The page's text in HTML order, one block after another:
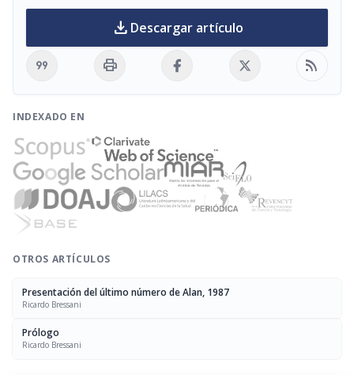
download Descargar artículo
format_quote print rss_feed
INDEXADO EN
OTROS ARTÍCULOS
Presentación del último número de Alan, 1987
Ricardo Bressani
Prólogo
Ricardo Bressani